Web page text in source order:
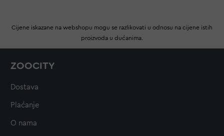
Cijene iskazane na webshopu mogu se razlikovati u odnosu na cijene istih
proizvoda u dućanima.
ZOOCITY
Dostava
Plaćanje
O nama